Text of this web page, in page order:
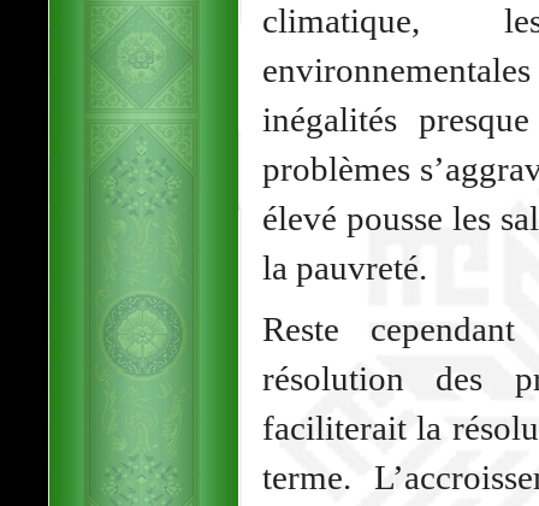
climatique,
inégalités
problèmes
élevé pousse les
la pauvreté.
Reste
résolution des
faciliterait la
terme.